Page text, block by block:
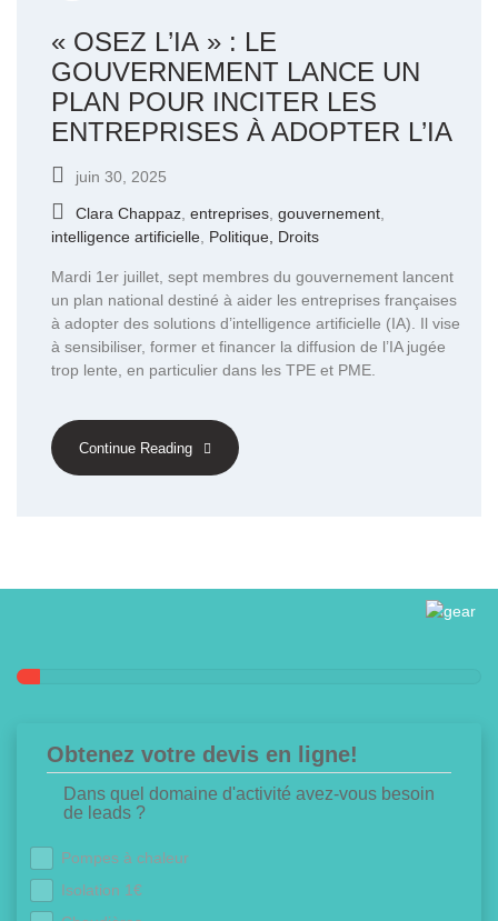
« OSEZ L’IA » : LE
GOUVERNEMENT LANCE UN
PLAN POUR INCITER LES
ENTREPRISES À ADOPTER L’IA
juin 30, 2025
Clara Chappaz entreprises gouvernement
intelligence artificielle Politique, Droits
Mardi 1er juillet, sept membres du gouvernement lancent
un plan national destiné à aider les entreprises françaises
à adopter des solutions d’intelligence artificielle (IA). Il vise
à sensibiliser, former et financer la diffusion de l’IA jugée
trop lente, en particulier dans les TPE et PME.
Continue Reading
Obtenez votre devis en ligne!
Dans quel domaine d'activité avez-vous besoin
de leads ?
Pompes à chaleur
Isolation 1€